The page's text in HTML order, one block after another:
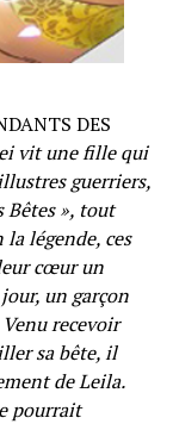
DES
vit une fille qui
guerriers,
Bêtes », tout
légende, ces
cœur un
un garçon
recevoir
sa bête, il
de Leila.
pourrait